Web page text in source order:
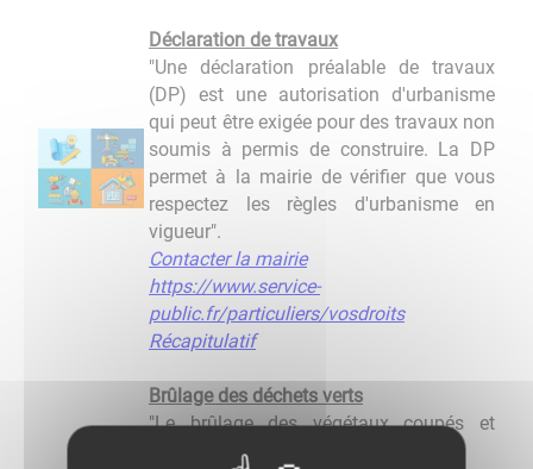
Déclaration de travaux
"Une déclaration préalable de travaux
(DP) est une autorisation d'urbanisme
qui peut être exigée pour des travaux non
soumis à permis de construire. La DP
permet à la mairie de vérifier que vous
respectez les règles d'urbanisme en
vigueur".
Contacter la mairie
https://www.service-
public.fr/particuliers/vosdroits
Récapitulatif
Brûlage des déchets verts
"Le brûlage des végétaux coupés et
résidus de végétaux est interdit."